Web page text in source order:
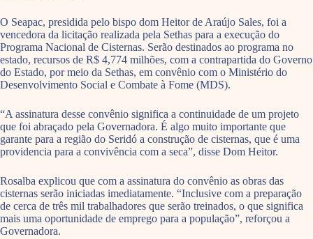
O Seapac, presidida pelo bispo dom Heitor de Araújo Sales, foi a
vencedora da licitação realizada pela Sethas para a execução do
Programa Nacional de Cisternas. Serão destinados ao programa no
estado, recursos de R$ 4,774 milhões, com a contrapartida do Governo
do Estado, por meio da Sethas, em convênio com o Ministério do
Desenvolvimento Social e Combate à Fome (MDS).
“A assinatura desse convênio significa a continuidade de um projeto
que foi abraçado pela Governadora. É algo muito importante que
garante para a região do Seridó a construção de cisternas, que é uma
providencia para a convivência com a seca”, disse Dom Heitor.
Rosalba explicou que com a assinatura do convênio as obras das
cisternas serão iniciadas imediatamente. “Inclusive com a preparação
de cerca de três mil trabalhadores que serão treinados, o que significa
mais uma oportunidade de emprego para a população”, reforçou a
Governadora.